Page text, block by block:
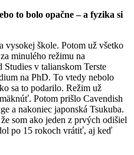
to bolo opačne – a fyzika si
vysokej škole. Potom už všetko
minulého režimu na
v talianskom Terste
na PhD. To vtedy nebolo
sa to podarilo. Režim už
Potom prišlo Cavendish
a nakoniec japonská Tsukuba.
som ako jeden z prvých odišiel
po 15 rokoch vrátiť, aj keď